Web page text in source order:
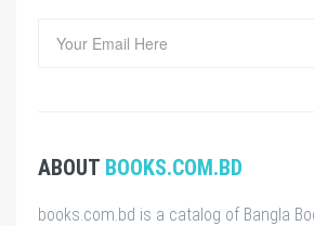
ABOUT BOOKS.COM.BD
books.com.bd is a catalog of Bangla